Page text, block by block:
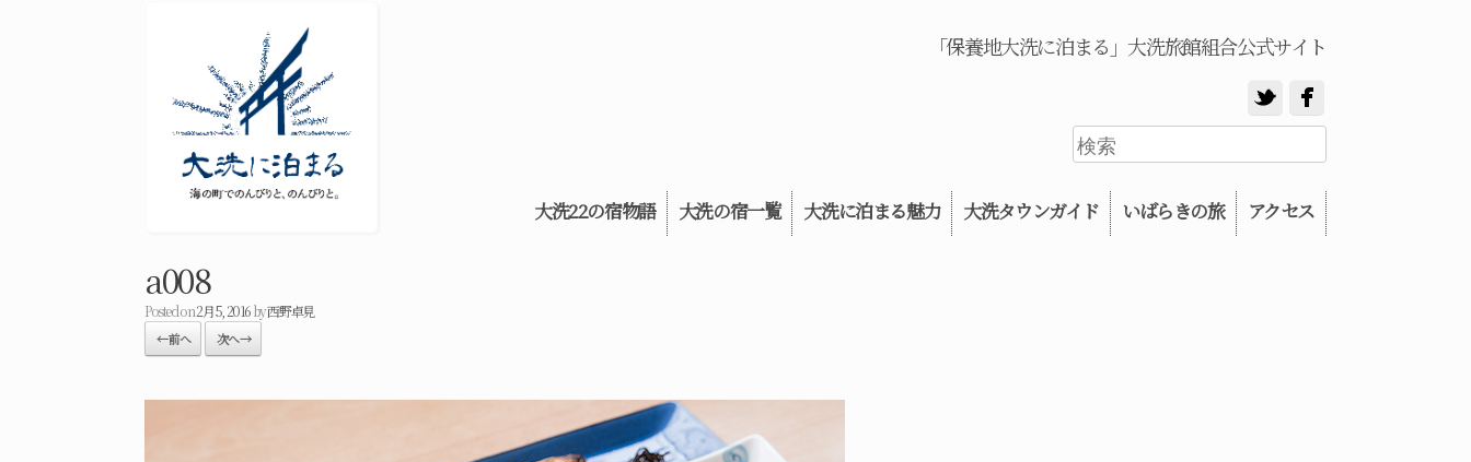
大洗22の宿物語 大洗の宿一覧 大洗に泊まる魅力 大洗タウンガイド いばらきの旅 アクセス
「保養地大洗に泊まる」大洗旅館組合公式サイト
a008
Posted on2月 5, 2016by西野卓見
← 前へ 次へ →